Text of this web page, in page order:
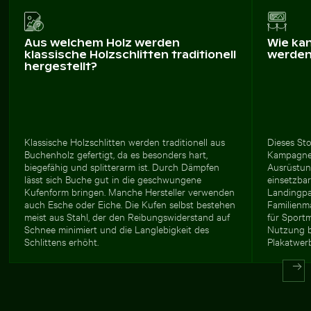
Aus welchem Holz werden
klassische Holzschlitten traditionell
hergestellt?
Klassische Holzschlitten werden traditionell aus
Buchenholz gefertigt, da es besonders hart,
biegefähig und splitterarm ist. Durch Dämpfen
lässt sich Buche gut in die geschwungene
Kufenform bringen. Manche Hersteller verwenden
auch Esche oder Eiche. Die Kufen selbst bestehen
meist aus Stahl, der den Reibungswiderstand auf
Schnee minimiert und die Langlebigkeit des
Schlittens erhöht.
Wie
Dieses
für
Nutzung